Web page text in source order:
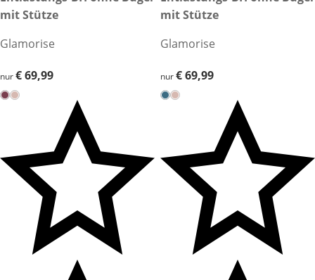
mit Stütze
Glamorise
€ 69,99
nur€ 69,99
mit Stütze
Glamorise
€ 69,99
nur€ 69,99